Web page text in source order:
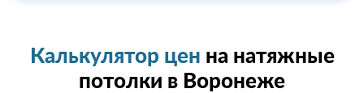
Калькулятор цен на натяжные
потолки в Воронеже